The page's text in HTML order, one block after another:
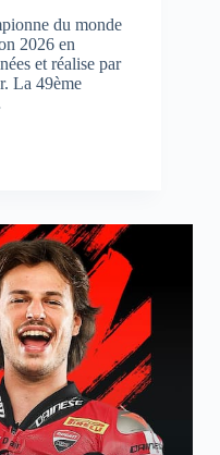
du monde
2026 en
et réalise par
La 49ème